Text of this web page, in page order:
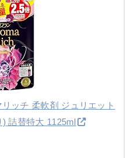
ッチ 柔軟剤 ジュリエット
詰替特大 1125ml